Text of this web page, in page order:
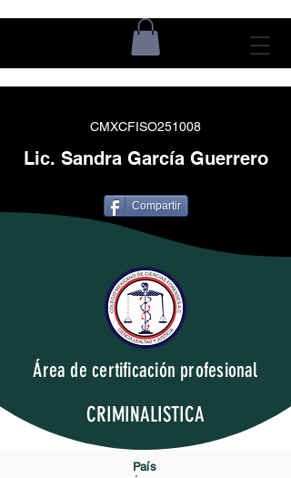
CMXCFISO251008
Lic. Sandra García Guerrero
Compartir
Área de certificación profesional
CRIMINALISTICA
País